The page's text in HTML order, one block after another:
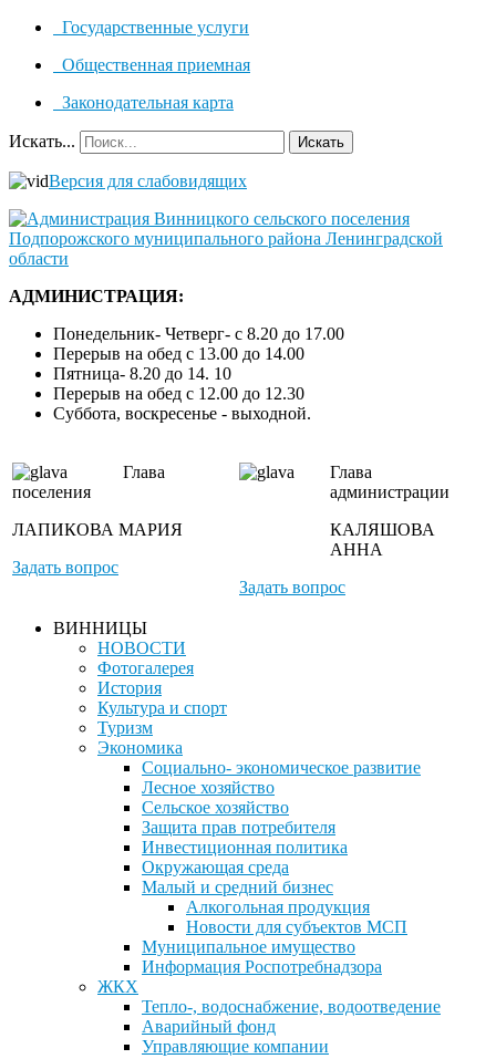
Государственные услуги
Общественная приемная
Законодательная карта
Искать... Искать
Версия для слабовидящих
АДМИНИСТРАЦИЯ:
Понедельник- Четверг- с 8.20 до 17.00
Перерыв на обед с 13.00 до 14.00
Пятница- 8.20 до 14. 10
Перерыв на обед с 12.00 до 12.30
Суббота, воскресенье - выходной.
Глава
поселения
ЛАПИКОВА МАРИЯ
Задать вопрос
Глава
администрации
КАЛЯШОВА
АННА
Задать вопрос
ВИННИЦЫ
НОВОСТИ
Фотогалерея
История
Культура и спорт
Туризм
Экономика
Социально- экономическое развитие
Лесное хозяйство
Сельское хозяйство
Защита прав потребителя
Инвестиционная политика
Окружающая среда
Малый и средний бизнес
Алкогольная продукция
Новости для субъектов МСП
Муниципальное имущество
Информация Роспотребнадзора
ЖКХ
Тепло-, водоснабжение, водоотведение
Аварийный фонд
Управляющие компании